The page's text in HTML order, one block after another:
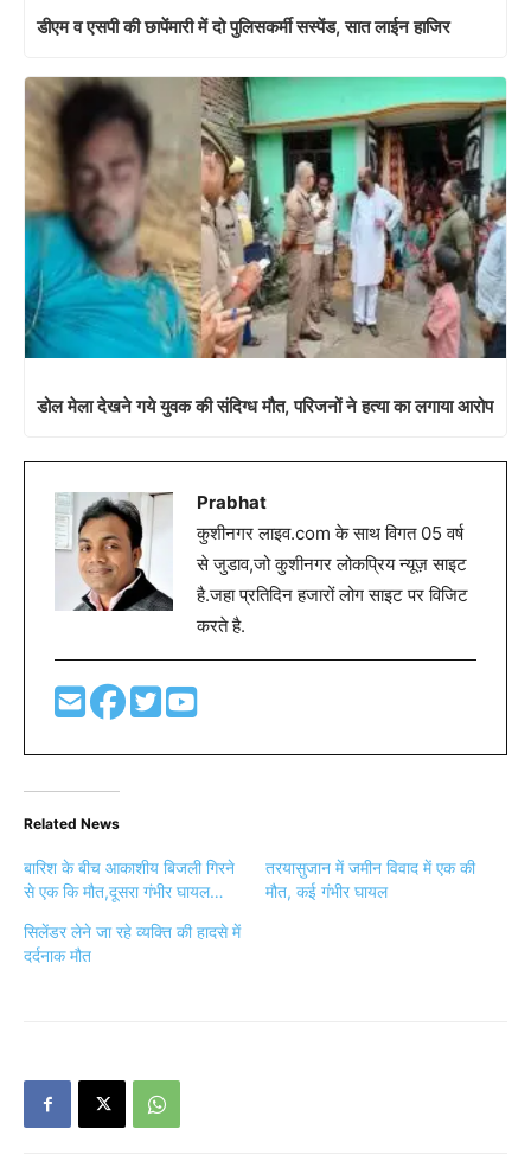
डीएम व एसपी की छापेंमारी में दो पुलिसकर्मी सस्पेंड, सात लाईन हाजिर
डोल मेला देखने गये युवक की संदिग्ध मौत, परिजनों ने हत्या का लगाया आरोप
Prabhat
कुशीनगर लाइव.com के साथ विगत 05 वर्ष
से जुडाव,जो कुशीनगर लोकप्रिय न्यूज़ साइट
है.जहा प्रतिदिन हजारों लोग साइट पर विजिट
करते है.
Related News
बारिश के बीच आकाशीय बिजली गिरने
से एक कि मौत,दूसरा गंभीर घायल…
तरयासुजान में जमीन विवाद में एक की
मौत, कई गंभीर घायल
सिलेंडर लेने जा रहे व्यक्ति की हादसे में
दर्दनाक मौत